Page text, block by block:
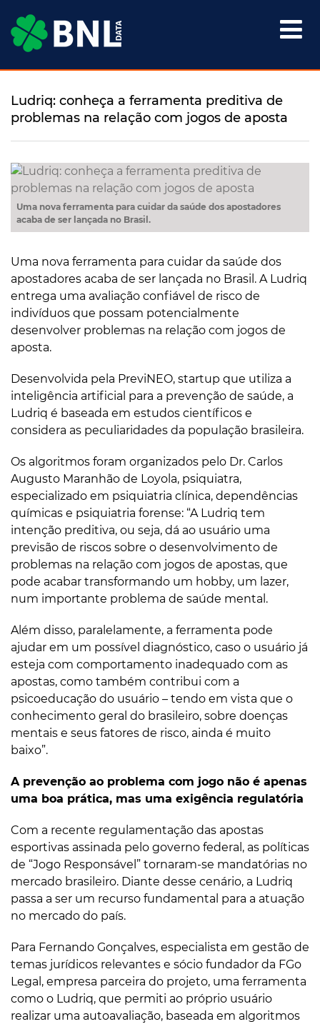

Ludriq: conheça a ferramenta preditiva de
problemas na relação com jogos de aposta
Uma nova ferramenta para cuidar da saúde dos apostadores
acaba de ser lançada no Brasil.
Uma nova ferramenta para cuidar da saúde dos
apostadores acaba de ser lançada no Brasil. A Ludriq
entrega uma avaliação confiável de risco de
indivíduos que possam potencialmente
desenvolver problemas na relação com jogos de
aposta.
Desenvolvida pela PreviNEO, startup que utiliza a
inteligência artificial para a prevenção de saúde, a
Ludriq é baseada em estudos científicos e
considera as peculiaridades da população brasileira.
Os algoritmos foram organizados pelo Dr. Carlos
Augusto Maranhão de Loyola, psiquiatra,
especializado em psiquiatria clínica, dependências
químicas e psiquiatria forense: “A Ludriq tem
intenção preditiva, ou seja, dá ao usuário uma
previsão de riscos sobre o desenvolvimento de
problemas na relação com jogos de apostas, que
pode acabar transformando um hobby, um lazer,
num importante problema de saúde mental.
Além disso, paralelamente, a ferramenta pode
ajudar em um possível diagnóstico, caso o usuário já
esteja com comportamento inadequado com as
apostas, como também contribui com a
psicoeducação do usuário – tendo em vista que o
conhecimento geral do brasileiro, sobre doenças
mentais e seus fatores de risco, ainda é muito
baixo”.
A prevenção ao problema com jogo não é apenas
uma boa prática, mas uma exigência regulatória
Com a recente regulamentação das apostas
esportivas assinada pelo governo federal, as políticas
de “Jogo Responsável” tornaram-se mandatórias no
mercado brasileiro. Diante desse cenário, a Ludriq
passa a ser um recurso fundamental para a atuação
no mercado do país.
Para Fernando Gonçalves, especialista em gestão de
temas jurídicos relevantes e sócio fundador da FGo
Legal, empresa parceira do projeto, uma ferramenta
como o Ludriq, que permiti ao próprio usuário
realizar uma autoavaliação, baseada em algoritmos